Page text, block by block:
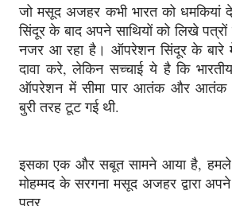
जो मसूद अजहर कभी भारत को धमकियां
सिंदूर के बाद अपने साथियों को लिखे
नजर आ रहा है। ऑपरेशन सिंदूर के बारे में
दावा करे, लेकिन सच्चाई ये है कि
ऑपरेशन में सीमा पार आतंक और
बुरी तरह टूट गई थी.
इसका एक और सबूत सामने आया है,
मोहम्मद के सरगना मसूद अजहर द्वारा
पत्र.